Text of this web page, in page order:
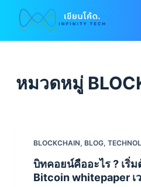
i
หมวดหมู่
BLOCKCHAIN, BLOG,
บิทคอยน์คืออะไร ? เริ่
Bitcoin whitepaper เ